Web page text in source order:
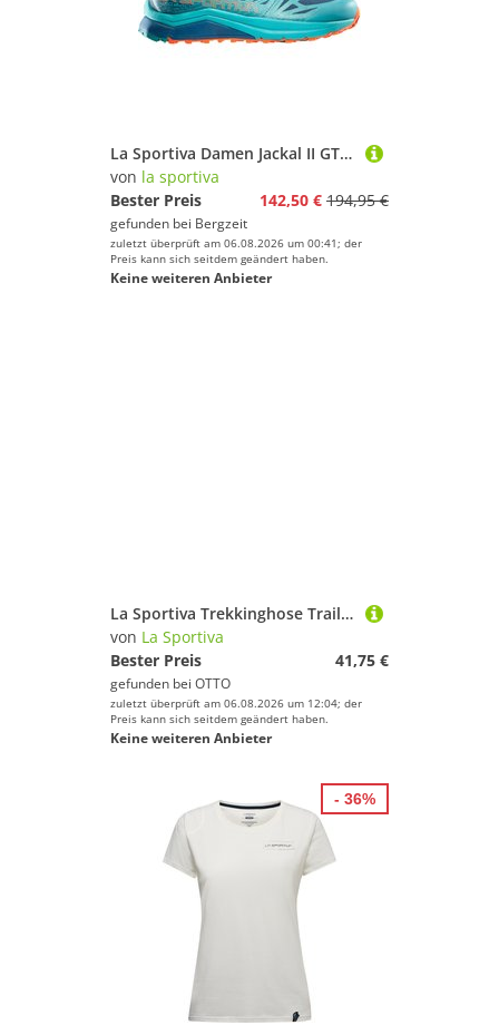
La Sportiva Damen Jackal II GTX Schuhe
von la sportiva
Bester Preis
142,50 € 194,95 €
gefunden bei Bergzeit
zuletzt überprüft am 06.08.2026 um 00:41; der
Preis kann sich seitdem geändert haben.
Keine weiteren Anbieter
La Sportiva Trekkinghose Trail-Laufhose Rider Short (integrierte Innenhos) orange Herren
von La Sportiva
Bester Preis
41,75 €
gefunden bei OTTO
zuletzt überprüft am 06.08.2026 um 12:04; der
Preis kann sich seitdem geändert haben.
Keine weiteren Anbieter
- 36%